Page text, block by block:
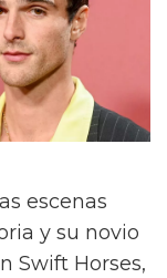
escenas
y su novio
Swift Horses,